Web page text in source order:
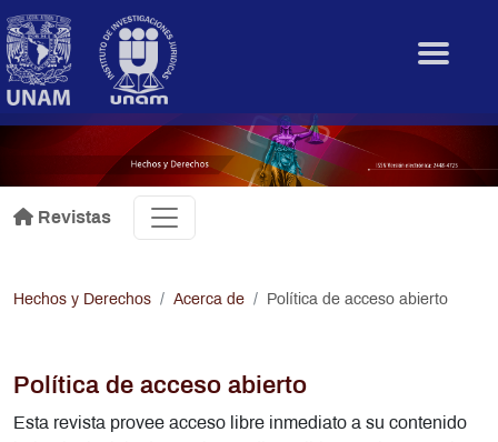
.
Revistas
Hechos y Derechos Acerca de Política de acceso abierto
Política de acceso abierto
Esta revista provee acceso libre inmediato a su contenido